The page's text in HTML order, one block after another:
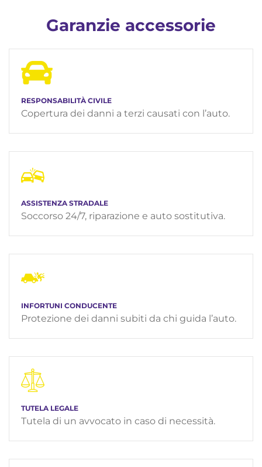
Garanzie accessorie
RESPONSABILITÀ CIVILE
Copertura dei danni a terzi causati con l’auto.
ASSISTENZA STRADALE
Soccorso 24/7, riparazione e auto sostitutiva.
INFORTUNI CONDUCENTE
Protezione dei danni subiti da chi guida l’auto.
TUTELA LEGALE
Tutela di un avvocato in caso di necessità.